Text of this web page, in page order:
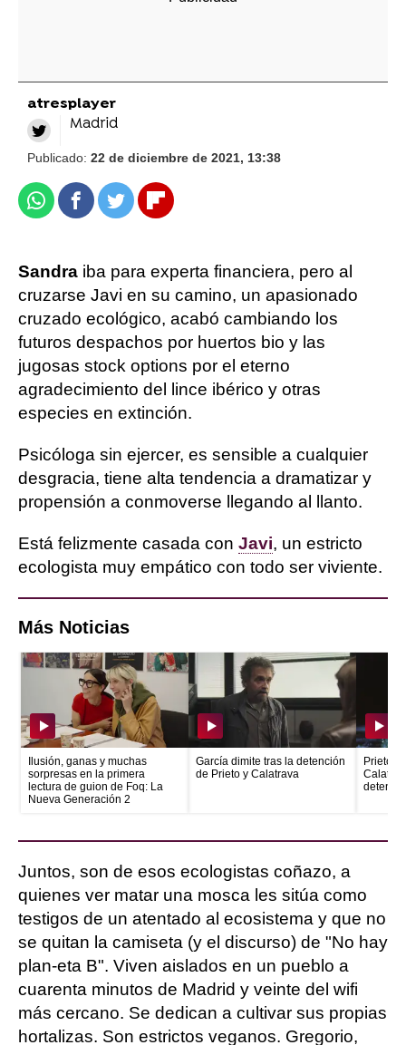
atresplayer
Madrid
Publicado: 22 de diciembre de 2021, 13:38
WhatsappFacebook
TwitterFlipboard
Sandra iba para experta financiera, pero al
cruzarse Javi en su camino, un apasionado
cruzado ecológico, acabó cambiando los
futuros despachos por huertos bio y las
jugosas stock options por el eterno
agradecimiento del lince ibérico y otras
especies en extinción.
Psicóloga sin ejercer, es sensible a cualquier
desgracia, tiene alta tendencia a dramatizar y
propensión a conmoverse llegando al llanto.
Está felizmente casada con Javi, un estricto
ecologista muy empático con todo ser viviente.
Más Noticias
Ilusión, ganas y muchas
sorpresas en la primera
lectura de guion de Foq: La
Nueva Generación 2
García dimite tras la detención
de Prieto y Calatrava
Prieto
Juntos, son de esos ecologistas coñazo, a
quienes ver matar una mosca les sitúa como
testigos de un atentado al ecosistema y que no
se quitan la camiseta (y el discurso) de "No hay
plan-eta B". Viven aislados en un pueblo a
cuarenta minutos de Madrid y veinte del wifi
más cercano. Se dedican a cultivar sus propias
hortalizas. Son estrictos veganos. Gregorio,